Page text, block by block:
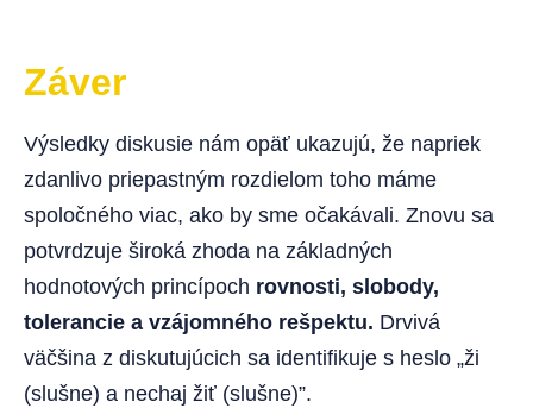
Záver
Výsledky diskusie nám opäť ukazujú, že napriek
zdanlivo priepastným rozdielom toho máme
spoločného viac, ako by sme očakávali. Znovu sa
potvrdzuje široká zhoda na základných
hodnotových princípoch rovnosti, slobody,
tolerancie a vzájomného rešpektu. Drvivá
väčšina z diskutujúcich sa identifikuje s heslo „ži
(slušne) a nechaj žiť (slušne)”.